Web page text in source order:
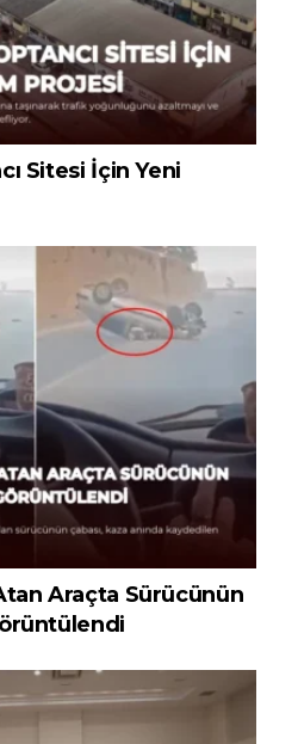
Sitesi İçin Yeni
Araçta Sürücünün